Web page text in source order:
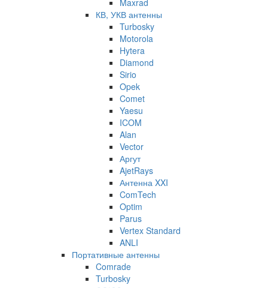
КВ, УКВ антенны
Turbosky
Motorola
Hytera
Diamond
Sirio
Opek
Comet
Yaesu
ICOM
Alan
Vector
Аргут
AjetRays
Антенна XXI
ComTech
Optim
Parus
Vertex Standard
ANLI
Портативные антенны
Comrade
Turbosky